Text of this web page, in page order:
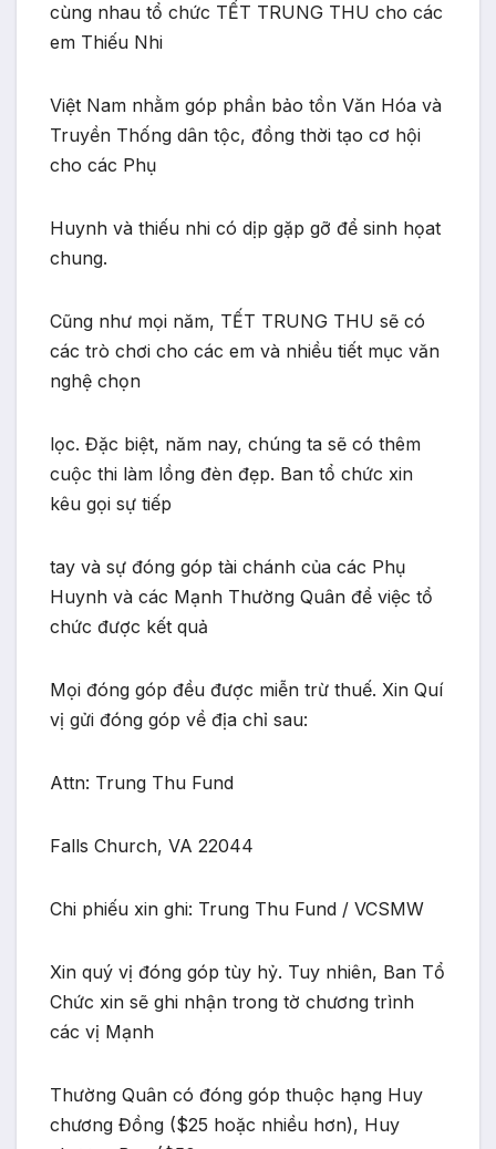
cùng nhau tổ chức TẾT TRUNG THU cho các
em Thiếu Nhi
Việt Nam nhằm góp phần bảo tồn Văn Hóa và
Truyền Thống dân tộc, đồng thời tạo cơ hội
cho các Phụ
Huynh và thiếu nhi có dịp gặp gỡ để sinh họat
chung.
Cũng như mọi năm, TẾT TRUNG THU sẽ có
các trò chơi cho các em và nhiều tiết mục văn
nghệ chọn
lọc. Đặc biệt, năm nay, chúng ta sẽ có thêm
cuộc thi làm lồng đèn đẹp. Ban tổ chức xin
kêu gọi sự tiếp
tay và sự đóng góp tài chánh của các Phụ
Huynh và các Mạnh Thường Quân để việc tổ
chức được kết quả
Mọi đóng góp đều được miễn trừ thuế. Xin Quí
vị gửi đóng góp về địa chỉ sau:
Attn: Trung Thu Fund
Falls Church, VA 22044
Chi phiếu xin ghi: Trung Thu Fund / VCSMW
Xin quý vị đóng góp tùy hỷ. Tuy nhiên, Ban Tổ
Chức xin sẽ ghi nhận trong tờ chương trình
các vị Mạnh
Thường Quân có đóng góp thuộc hạng Huy
chương Đồng ($25 hoặc nhiều hơn), Huy